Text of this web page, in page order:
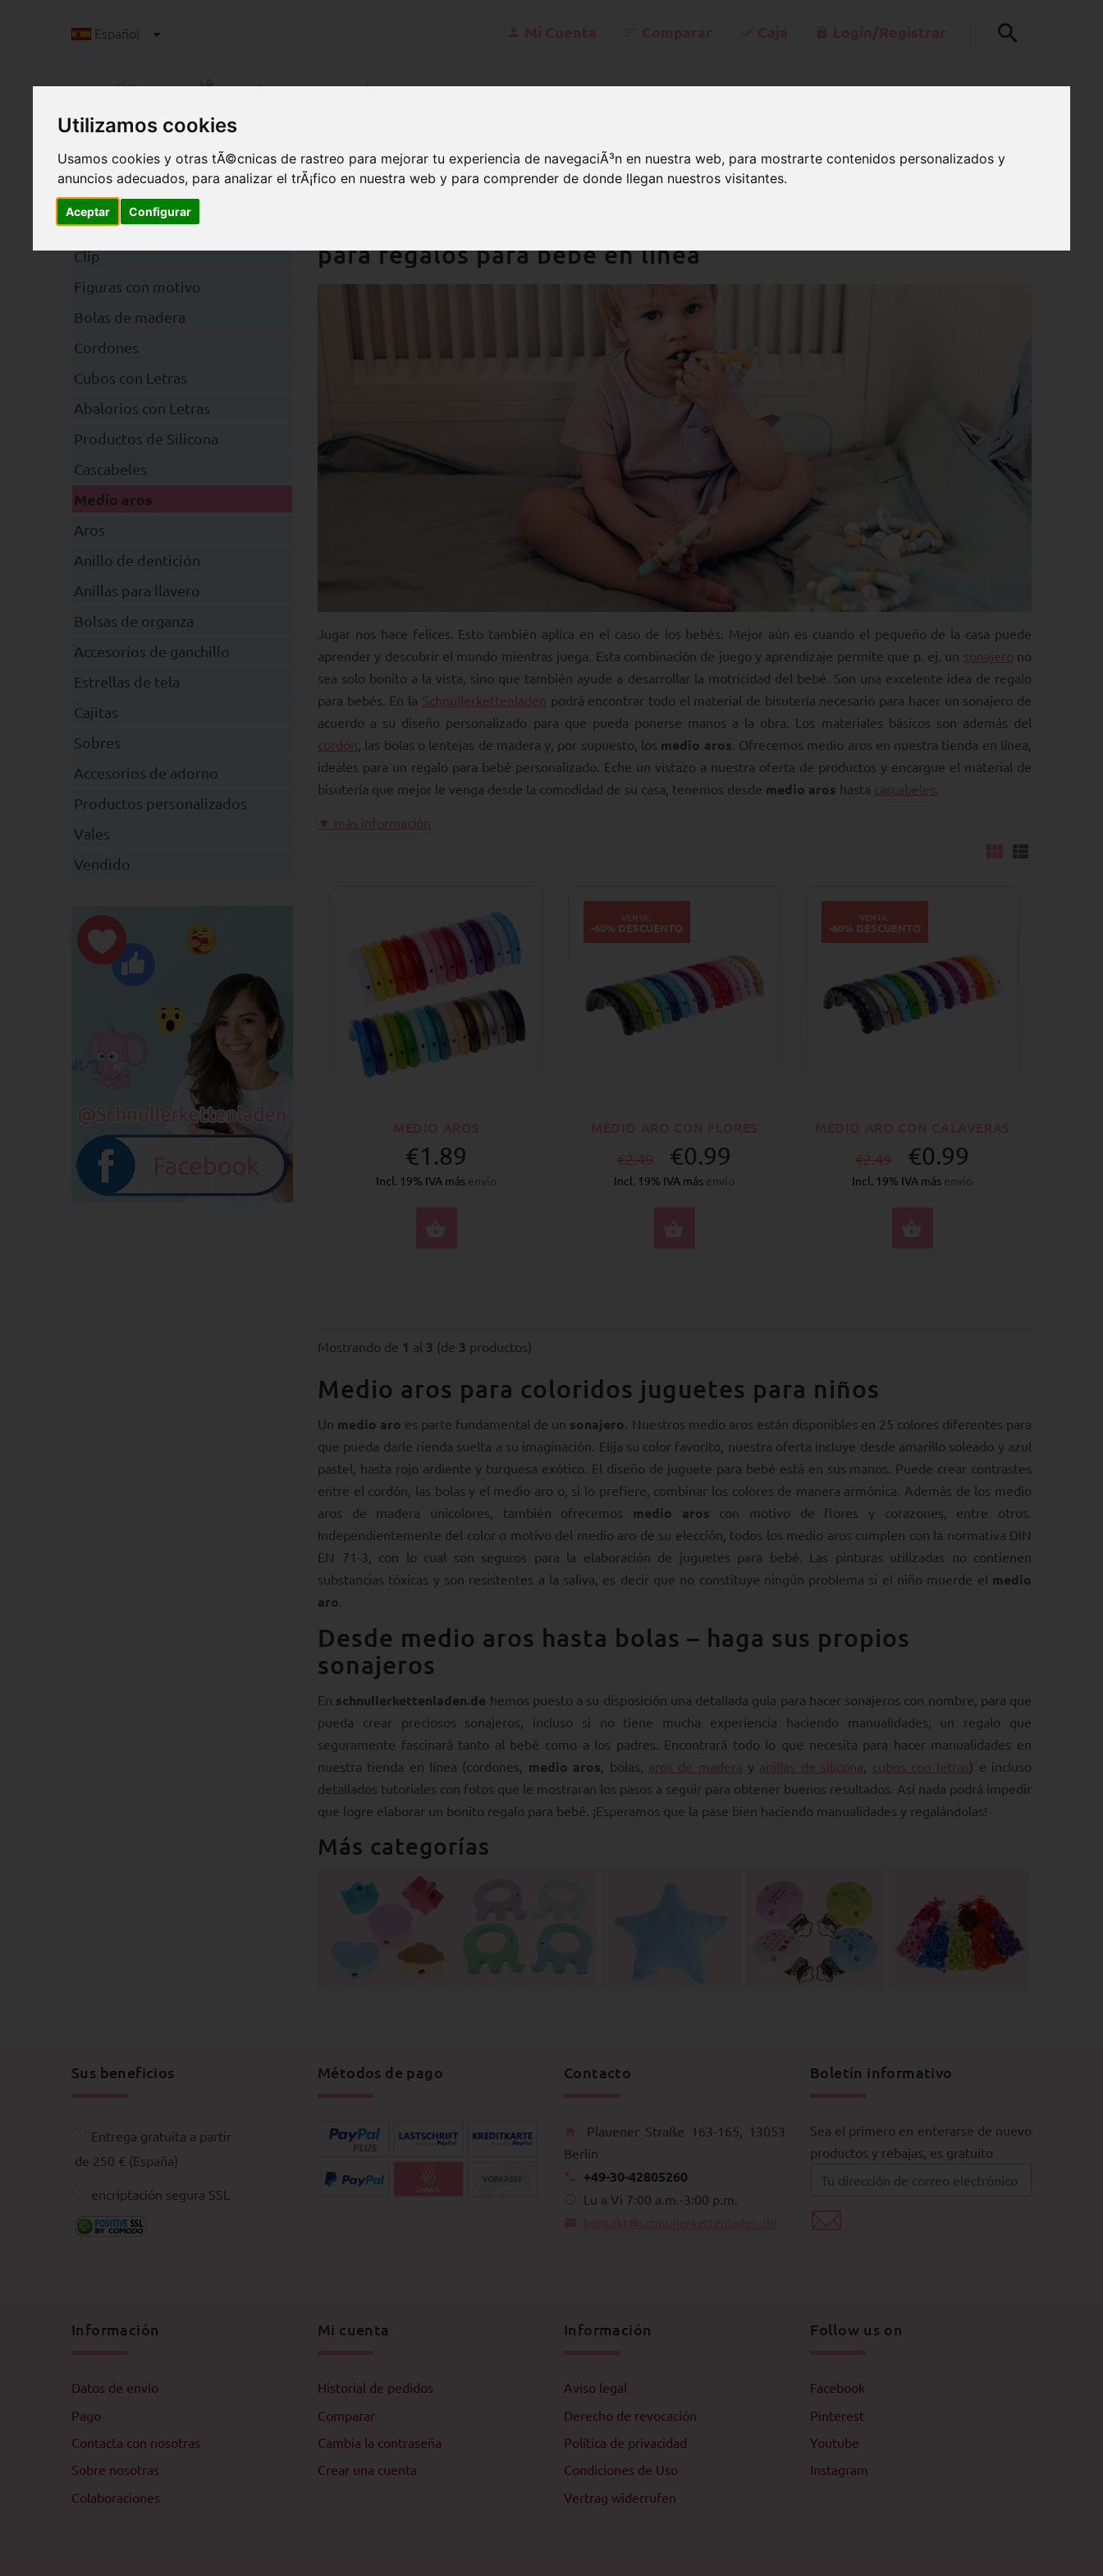
Utilizamos cookies
Usamos cookies y otras tÃ©cnicas de rastreo para mejorar tu experiencia de navegaciÃ³n en nuestra web, para mostrarte contenidos personalizados y
anuncios adecuados, para analizar el trÃ¡fico en nuestra web y para comprender de donde llegan nuestros visitantes.
Aceptar Configurar
Español
para regalos para bebé en línea
Jugar nos hace felices. Esto también aplica en el caso de los bebés. Mejor aún es cuando el pequeño de la casa puede
aprender y descubrir el mundo mientras juega. Esta combinación de juego y aprendizaje permite que p. ej. un sonajero no
sea solo bonito a la vista, sino que también ayude a desarrollar la motricidad del bebé. Son una excelente idea de regalo
para bebés. En la Schnullerkettenladen podrá encontrar todo el material de bisutería necesario para hacer un sonajero de
acuerdo a su diseño personalizado para que pueda ponerse manos a la obra. Los materiales básicos son además del
cordón, las bolas o lentejas de madera y, por supuesto, los medio aros. Ofrecemos medio aros en nuestra tienda en línea,
ideales para un regalo para bebé personalizado. Eche un vistazo a nuestra oferta de productos y encargue el material de
bisutería que mejor le venga desde la comodidad de su casa, tenemos desde medio aros hasta cascabeles.
▼ más información
€1.89
Incl. 19% IVA más envío
€2.49 €0.99
VENTA:
-60% DESCUENTO
Incl. 19% IVA más envío
€2.49 €0.99
VENTA:
-60% DESCUENTO
Incl. 19% IVA más envío
Mostrando de 1 al 3 (de 3 productos)
Medio aros para coloridos juguetes para niños
Un medio aro es parte fundamental de un sonajero. Nuestros medio aros están disponibles en 25 colores diferentes para
que pueda darle rienda suelta a su imaginación. Elija su color favorito, nuestra oferta incluye desde amarillo soleado y azul
pastel, hasta rojo ardiente y turquesa exótico. El diseño de juguete para bebé está en sus manos. Puede crear contrastes
entre el cordón, las bolas y el medio aro o, si lo prefiere, combinar los colores de manera armónica. Además de los medio
aros de madera unicolores, también ofrecemos medio aros con motivo de flores y corazones, entre otros.
Independientemente del color o motivo del medio aro de su elección, todos los medio aros cumplen con la normativa DIN
EN 71-3, con lo cual son seguros para la elaboración de juguetes para bebé. Las pinturas utilizadas no contienen
substancias tóxicas y son resistentes a la saliva, es decir que no constituye ningún problema si el niño muerde el medio
aro.
Desde medio aros hasta bolas – haga sus propios
sonajeros
En schnullerkettenladen.de hemos puesto a su disposición una detallada guía para hacer sonajeros con nombre, para que
pueda crear preciosos sonajeros, incluso si no tiene mucha experiencia haciendo manualidades, un regalo que
seguramente fascinará tanto al bebé como a los padres. Encontrará todo lo que necesita para hacer manualidades en
nuestra tienda en línea (cordones, medio aros, bolas, aros de madera y anillas de silicona, cubos con letras) e incluso
detallados tutoriales con fotos que le mostraran los pasos a seguir para obtener buenos resultados. Así nada podrá impedir
que logre elaborar un bonito regalo para bebé. ¡Esperamos que la pase bien haciendo manualidades y regalándolas!
Más categorías
Categorias
Clip
Figuras con motivo
Bolas de madera
Cordones
Cubos con Letras
Abalorios con Letras
Productos de Silicona
Cascabeles
Medio aros
Aros
Anillo de dentición
Anillas para llavero
Bolsas de organza
Accesorios de ganchillo
Estrellas de tela
Cajitas
Sobres
Accesorios de adorno
Productos personalizados
Vales
Vendido
Sus beneficios
Entrega gratuita a partir
de 250 € (España)
encriptación segura SSL
Métodos de pago Contacto
Plauener Straße 163-165, 13053
Berlin
+49-30-42805260
Lu a Vi 7:00 a.m.-3:00 p.m.
Boletín informativo
Sea el primero en enterarse de nuevo
productos y rebajas, es gratuito
Información
Datos de envío
Pago
Contacta con nosotras
Sobre nosotras
Colaboraciones
Mi cuenta
Historial de pedidos
Comparar
Cambia la contraseña
Crear una cuenta
Información
Aviso legal
Derecho de revocación
Política de privacidad
Condiciones de Uso
Vertrag widerrufen
Follow us on
Facebook
Pinterest
Youtube
Instagram